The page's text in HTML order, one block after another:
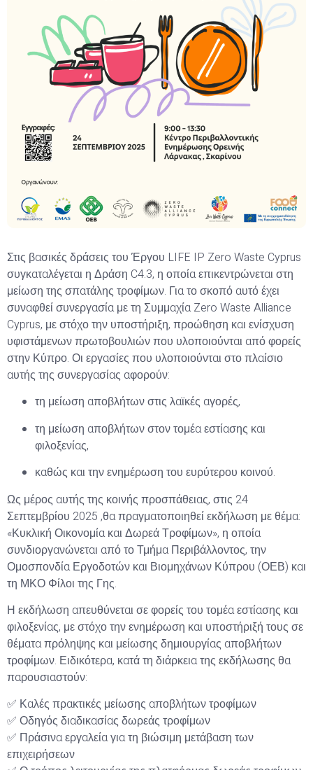
Στις βασικές δράσεις του Έργου LIFE IP Zero Waste Cyprus
συγκαταλέγεται η Δράση C4.3, η οποία επικεντρώνεται στη
μείωση της σπατάλης τροφίμων. Για το σκοπό αυτό έχει
συναφθεί συνεργασία με τη Συμμαχία Zero Waste Alliance
Cyprus, με στόχο την υποστήριξη, προώθηση και ενίσχυση
υφιστάμενων πρωτοβουλιών που υλοποιούνται από φορείς
στην Κύπρο. Οι εργασίες που υλοποιούνται στο πλαίσιο
αυτής της συνεργασίας αφορούν:
τη μείωση αποβλήτων στις λαϊκές αγορές,
τη μείωση αποβλήτων στον τομέα εστίασης και
φιλοξενίας,
καθώς και την ενημέρωση του ευρύτερου κοινού.
Ως μέρος αυτής της κοινής προσπάθειας, στις 24
Σεπτεμβρίου 2025 ,θα πραγματοποιηθεί εκδήλωση με θέμα:
«Κυκλική Οικονομία και Δωρεά Τροφίμων», η οποία
συνδιοργανώνεται από το Τμήμα Περιβάλλοντος, την
Ομοσπονδία Εργοδοτών και Βιομηχάνων Κύπρου (ΟΕΒ) και
τη ΜΚΟ Φίλοι της Γης.
Η εκδήλωση απευθύνεται σε φορείς του τομέα εστίασης και
φιλοξενίας, με στόχο την ενημέρωση και υποστήριξή τους σε
θέματα πρόληψης και μείωσης δημιουργίας αποβλήτων
τροφίμων. Ειδικότερα, κατά τη διάρκεια της εκδήλωσης θα
παρουσιαστούν:
✅ Καλές πρακτικές μείωσης αποβλήτων τροφίμων
✅ Οδηγός διαδικασίας δωρεάς τροφίμων
✅ Πράσινα εργαλεία για τη βιώσιμη μετάβαση των
επιχειρήσεων